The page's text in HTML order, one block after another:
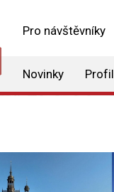
Pro návštěvníky
Novinky Profil